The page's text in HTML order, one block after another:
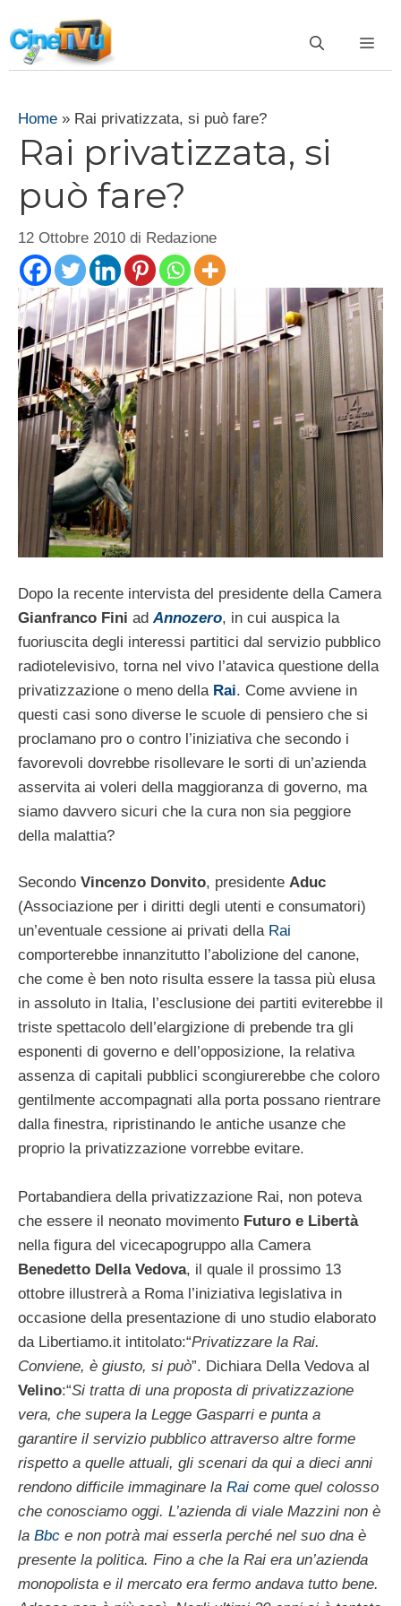
al
contenuto
Home » Rai privatizzata, si può fare?
Rai privatizzata, si
può fare?
12 Ottobre 2010 di Redazione
Dopo la recente intervista del presidente della Camera
Gianfranco Fini ad Annozero, in cui auspica la
fuoriuscita degli interessi partitici dal servizio pubblico
radiotelevisivo, torna nel vivo l’atavica questione della
privatizzazione o meno della Rai. Come avviene in
questi casi sono diverse le scuole di pensiero che si
proclamano pro o contro l’iniziativa che secondo i
favorevoli dovrebbe risollevare le sorti di un’azienda
asservita ai voleri della maggioranza di governo, ma
siamo davvero sicuri che la cura non sia peggiore
della malattia?
Secondo Vincenzo Donvito, presidente Aduc
(Associazione per i diritti degli utenti e consumatori)
un’eventuale cessione ai privati della Rai
comporterebbe innanzitutto l’abolizione del canone,
che come è ben noto risulta essere la tassa più elusa
in assoluto in Italia, l’esclusione dei partiti eviterebbe il
triste spettacolo dell’elargizione di prebende tra gli
esponenti di governo e dell’opposizione, la relativa
assenza di capitali pubblici scongiurerebbe che coloro
gentilmente accompagnati alla porta possano rientrare
dalla finestra, ripristinando le antiche usanze che
proprio la privatizzazione vorrebbe evitare.
Portabandiera della privatizzazione Rai, non poteva
che essere il neonato movimento Futuro e Libertà
nella figura del vicecapogruppo alla Camera
Benedetto Della Vedova, il quale il prossimo 13
ottobre illustrerà a Roma l’iniziativa legislativa in
occasione della presentazione di uno studio elaborato
da Libertiamo.it intitolato:“Privatizzare la Rai.
Conviene, è giusto, si può”. Dichiara Della Vedova al
Velino:“Si tratta di una proposta di privatizzazione
vera, che supera la Legge Gasparri e punta a
garantire il servizio pubblico attraverso altre forme
rispetto a quelle attuali, gli scenari da qui a dieci anni
rendono difficile immaginare la Rai come quel colosso
che conosciamo oggi. L’azienda di viale Mazzini non è
la Bbc e non potrà mai esserla perché nel suo dna è
presente la politica. Fino a che la Rai era un’azienda
monopolista e il mercato era fermo andava tutto bene.